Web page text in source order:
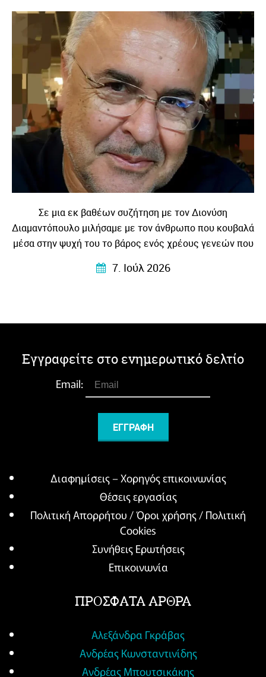
Σε μια εκ βαθέων συζήτηση με τον Διονύση
Διαμαντόπουλο μιλήσαμε με τον άνθρωπο που κουβαλά
μέσα στην ψυχή του το βάρος ενός χρέους γενεών που
συγκλονιστική και κυρίως …αληθινή!
7. Ιούλ 2026
Εγγραφείτε στο ενημερωτικό δελτίο
Email:
Διαφημίσεις – Χορηγός επικοινωνίας
Θέσεις εργασίας
Πολιτική Απορρήτου / Όροι χρήσης / Πολιτική
Cookies
Συνήθεις Ερωτήσεις
Επικοινωνία
ΠΡΟΣΦΑΤΑ ΑΡΘΡΑ
Αλεξάνδρα Γκράβας
Ανδρέας Κωνσταντινίδης
Ανδρέας Μπουτσικάκης